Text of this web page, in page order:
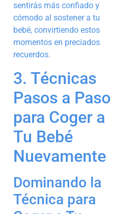
sentirás más confiado y
cómodo al sostener a tu
bebé, convirtiendo estos
momentos en preciados
recuerdos.
3. Técnicas
Pasos a Paso
para Coger a
Tu Bebé
Nuevamente
Dominando la
Técnica para